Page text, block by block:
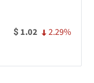
$ 1.02 2.29%